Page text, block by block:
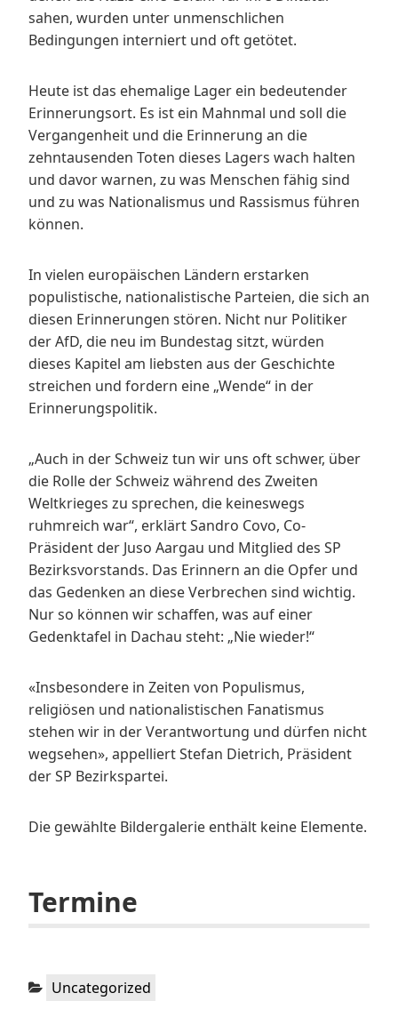
sahen, wurden unter unmenschlichen
Bedingungen interniert und oft getötet.
Heute ist das ehemalige Lager ein bedeutender
Erinnerungsort. Es ist ein Mahnmal und soll die
Vergangenheit und die Erinnerung an die
zehntausenden Toten dieses Lagers wach halten
und davor warnen, zu was Menschen fähig sind
und zu was Nationalismus und Rassismus führen
können.
In vielen europäischen Ländern erstarken
populistische, nationalistische Parteien, die sich an
diesen Erinnerungen stören. Nicht nur Politiker
der AfD, die neu im Bundestag sitzt, würden
dieses Kapitel am liebsten aus der Geschichte
streichen und fordern eine „Wende“ in der
Erinnerungspolitik.
„Auch in der Schweiz tun wir uns oft schwer, über
die Rolle der Schweiz während des Zweiten
Weltkrieges zu sprechen, die keineswegs
ruhmreich war“, erklärt Sandro Covo, Co-
Präsident der Juso Aargau und Mitglied des SP
Bezirksvorstands. Das Erinnern an die Opfer und
das Gedenken an diese Verbrechen sind wichtig.
Nur so können wir schaffen, was auf einer
Gedenktafel in Dachau steht: „Nie wieder!“
«Insbesondere in Zeiten von Populismus,
religiösen und nationalistischen Fanatismus
stehen wir in der Verantwortung und dürfen nicht
wegsehen», appelliert Stefan Dietrich, Präsident
der SP Bezirkspartei.
Die gewählte Bildergalerie enthält keine Elemente.
Termine
Kategorien:
Uncategorized